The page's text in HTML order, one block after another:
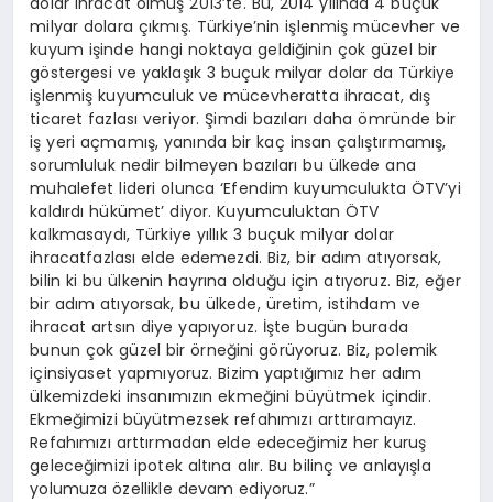
milyar dolara çıkmış. Türkiye’nin işlenmiş mücevher ve
kuyum işinde hangi noktaya geldiğinin çok güzel bir
göstergesi ve yaklaşık 3 buçuk milyar dolar da Türkiye
işlenmiş kuyumculuk ve mücevheratta ihracat, dış
ticaret fazlası veriyor. Şimdi bazıları daha ömründe bir
iş yeri açmamış, yanında bir kaç insan çalıştırmamış,
sorumluluk nedir bilmeyen bazıları bu ülkede ana
muhalefet lideri olunca ‘Efendim kuyumculukta ÖTV’yi
kaldırdı hükümet’ diyor. Kuyumculuktan ÖTV
kalkmasaydı, Türkiye yıllık 3 buçuk milyar dolar
ihracatfazlası elde edemezdi. Biz, bir adım atıyorsak,
bilin ki bu ülkenin hayrına olduğu için atıyoruz. Biz, eğer
bir adım atıyorsak, bu ülkede, üretim, istihdam ve
ihracat artsın diye yapıyoruz. İşte bugün burada
bunun çok güzel bir örneğini görüyoruz. Biz, polemik
içinsiyaset yapmıyoruz. Bizim yaptığımız her adım
ülkemizdeki insanımızın ekmeğini büyütmek içindir.
Ekmeğimizi büyütmezsek refahımızı arttıramayız.
Refahımızı arttırmadan elde edeceğimiz her kuruş
geleceğimizi ipotek altına alır. Bu bilinç ve anlayışla
yolumuza özellikle devam ediyoruz.”